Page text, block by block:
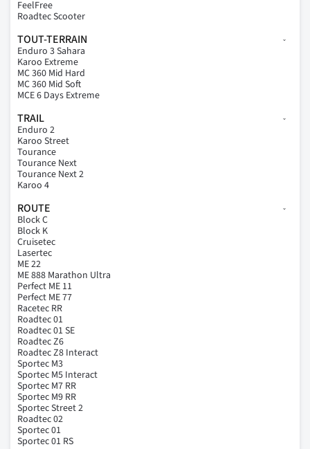
FeelFree
Roadtec Scooter
TOUT-TERRAIN
Enduro 3 Sahara
Karoo Extreme
MC 360 Mid Hard
MC 360 Mid Soft
MCE 6 Days Extreme
TRAIL
Enduro 2
Karoo Street
Tourance
Tourance Next
Tourance Next 2
Karoo 4
ROUTE
Block C
Block K
Cruisetec
Lasertec
ME 22
ME 888 Marathon Ultra
Perfect ME 11
Perfect ME 77
Racetec RR
Roadtec 01
Roadtec 01 SE
Roadtec Z6
Roadtec Z8 Interact
Sportec M3
Sportec M5 Interact
Sportec M7 RR
Sportec M9 RR
Sportec Street 2
Roadtec 02
Sportec 01
Sportec 01 RS